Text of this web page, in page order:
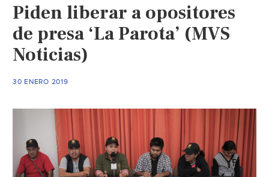
comuneros
de
Cacahuatepec
Piden liberar a opositores
de presa ‘La Parota’ (MVS
Noticias)
30 ENERO 2019